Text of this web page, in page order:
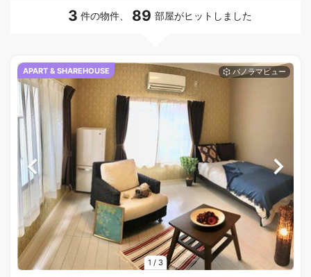
3 件の物件、 89 部屋がヒットしました
1 / 3
APART & SHAREHOUSE